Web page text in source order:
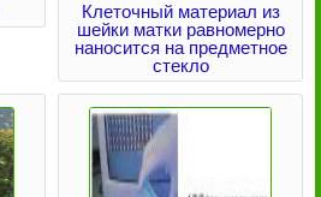
Клеточный материал из
шейки матки равномерно
наносится на предметное
стекло